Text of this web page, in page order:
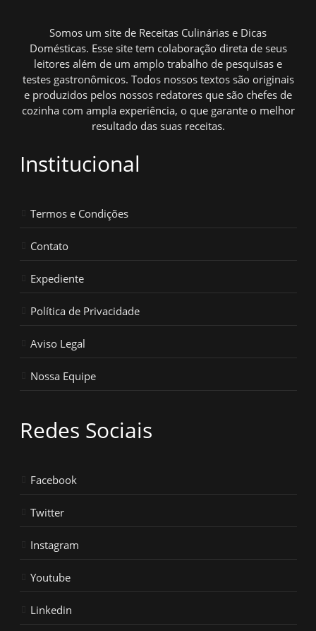
Somos um site de Receitas Culinárias e Dicas
Domésticas. Esse site tem colaboração direta de seus
leitores além de um amplo trabalho de pesquisas e
testes gastronômicos. Todos nossos textos são originais
e produzidos pelos nossos redatores que são chefes de
cozinha com ampla experiência, o que garante o melhor
resultado das suas receitas.
Institucional
Termos e Condições
Contato
Expediente
Política de Privacidade
Aviso Legal
Nossa Equipe
Redes Sociais
Facebook
Twitter
Instagram
Youtube
Linkedin